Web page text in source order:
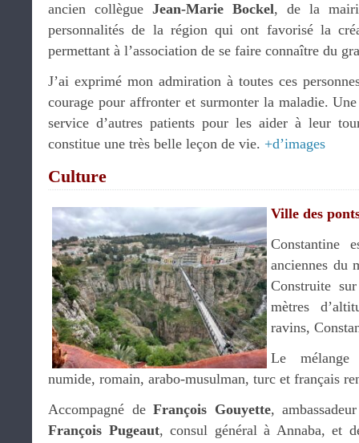
ancien collègue Jean-Marie Bockel, de la
personnalités de la région qui ont favorisé la
permettant à l’association de se faire connaître du
J’ai exprimé mon admiration à toutes ces
courage pour affronter et surmonter la maladie.
service d’autres patients pour les aider à leur
constitue une très belle leçon de vie. +d’images
Culture
Ville des
Constantine
anciennes du
Construite
mètres
ravins,
Le
numide, romain, arabo-musulman, turc et français
Accompagné de François Gouyette,
François Pugeaut, consul général à Annaba, et